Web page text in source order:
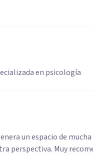
en psicología
un espacio de
perspectiva. Muy